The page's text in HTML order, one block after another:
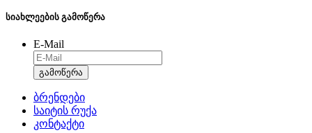
სიახლეების გამოწერა
E-Mail
გამოწერა
ბრენდები
საიტის რუქა
კონტაქტი